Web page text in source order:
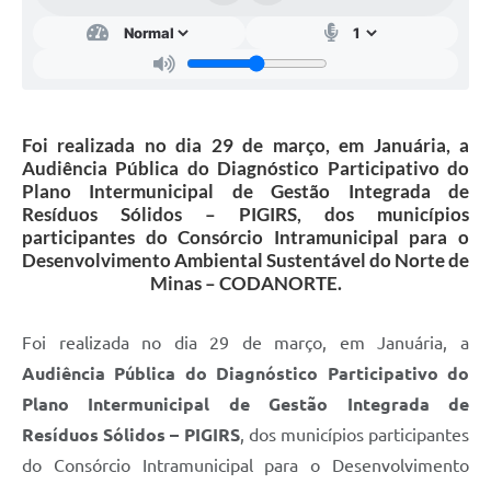
Foi realizada no dia 29 de março, em Januária, a
Audiência Pública do Diagnóstico Participativo do
Plano Intermunicipal de Gestão Integrada de
Resíduos Sólidos – PIGIRS, dos municípios
participantes do Consórcio Intramunicipal para o
Desenvolvimento Ambiental Sustentável do Norte de
Minas – CODANORTE.
Foi realizada no dia 29 de março, em Januária, a
Audiência Pública do Diagnóstico Participativo do
Plano Intermunicipal de Gestão Integrada de
Resíduos Sólidos – PIGIRS, dos municípios participantes
do Consórcio Intramunicipal para o Desenvolvimento